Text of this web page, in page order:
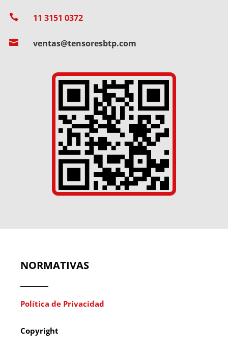
 11 3151 0372
 ventas@tensoresbtp.com
NORMATIVAS
Política de Privacidad
Copyright